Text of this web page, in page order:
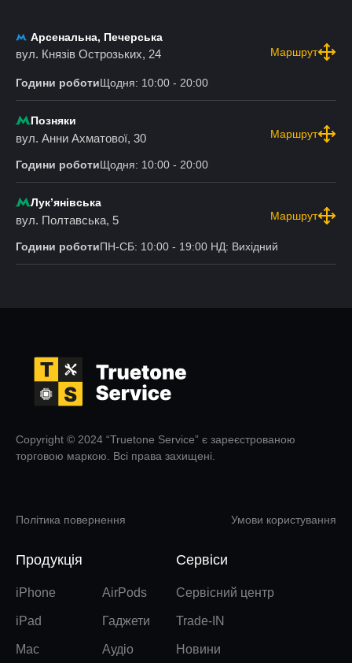
Арсенальна, Печерська
вул. Князів Острозьких, 24 Маршрут
Години роботиЩодня: 10:00 - 20:00
Позняки
вул. Анни Ахматової, 30 Маршрут
Години роботиЩодня: 10:00 - 20:00
Лукʼянівська
вул. Полтавська, 5 Маршрут
Години роботиПН-СБ: 10:00 - 19:00 НД: Вихідний
Copyright © 2024 “Truetone Service” є зареєстрованою
торговою маркою. Всі права захищені.
Політика повернення Умови користування
Продукція
iPhone
iPad
Mac
AirPods
Гаджети
Аудіо
Сервіси
Сервісний центр
Trade-IN
Новини